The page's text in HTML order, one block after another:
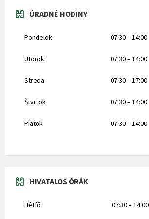
ÚRADNÉ HODINY
Pondelok 07:30 – 14:00
Utorok 07:30 – 14:00
Streda 07:30 – 17:00
Štvrtok 07:30 – 14:00
Piatok 07:30 – 14:00
HIVATALOS ÓRÁK
Hétfő 07:30 – 14:00